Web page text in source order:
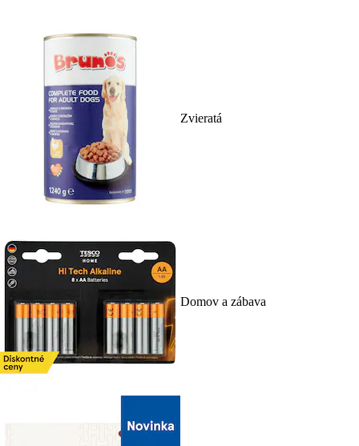
Zvieratá
Domov a zábava